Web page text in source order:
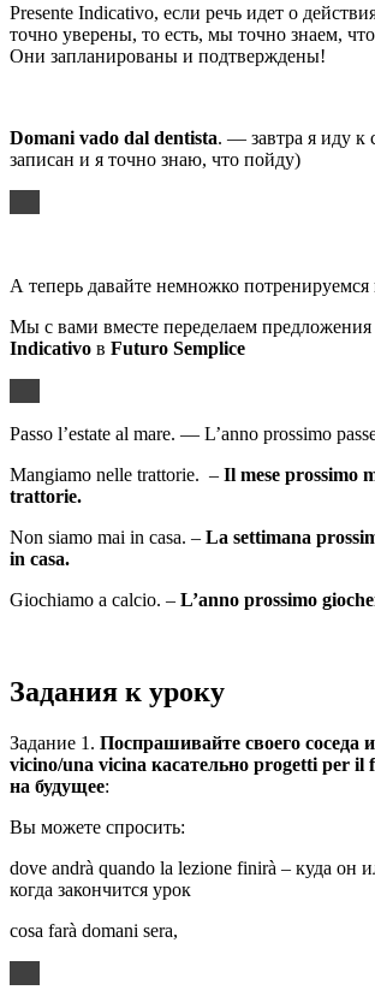
Presente Indicativo, если речь идет о
точно уверены, то есть, мы точно знаем,
Они запланированы и подтверждены!
Domani vado dal dentista. — завтра я иду к
записан и я точно знаю, что пойду)
А теперь давайте немножко потренируемся
Мы с вами вместе переделаем предложения
Indicativo в Futuro Semplice
Passo l’estate al mare. — L’anno prossimo
Mangiamo nelle trattorie. – Il mese prossimo
trattorie.
Non siamo mai in casa. – La settimana
in casa.
Giochiamo a calcio. – L’anno prossimo
Задания к уроку
Задание 1. Поспрашивайте своего соседа
vicino/una vicina касательно progetti per il
на будущее:
Вы можете спросить:
dove andrà quando la lezione finirà – куда он
когда закончится урок
cosa farà domani sera,